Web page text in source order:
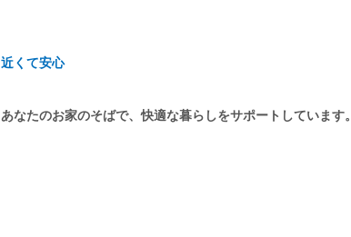
近くて安心
あなたのお家のそばで、快適な暮らしをサポートしています。